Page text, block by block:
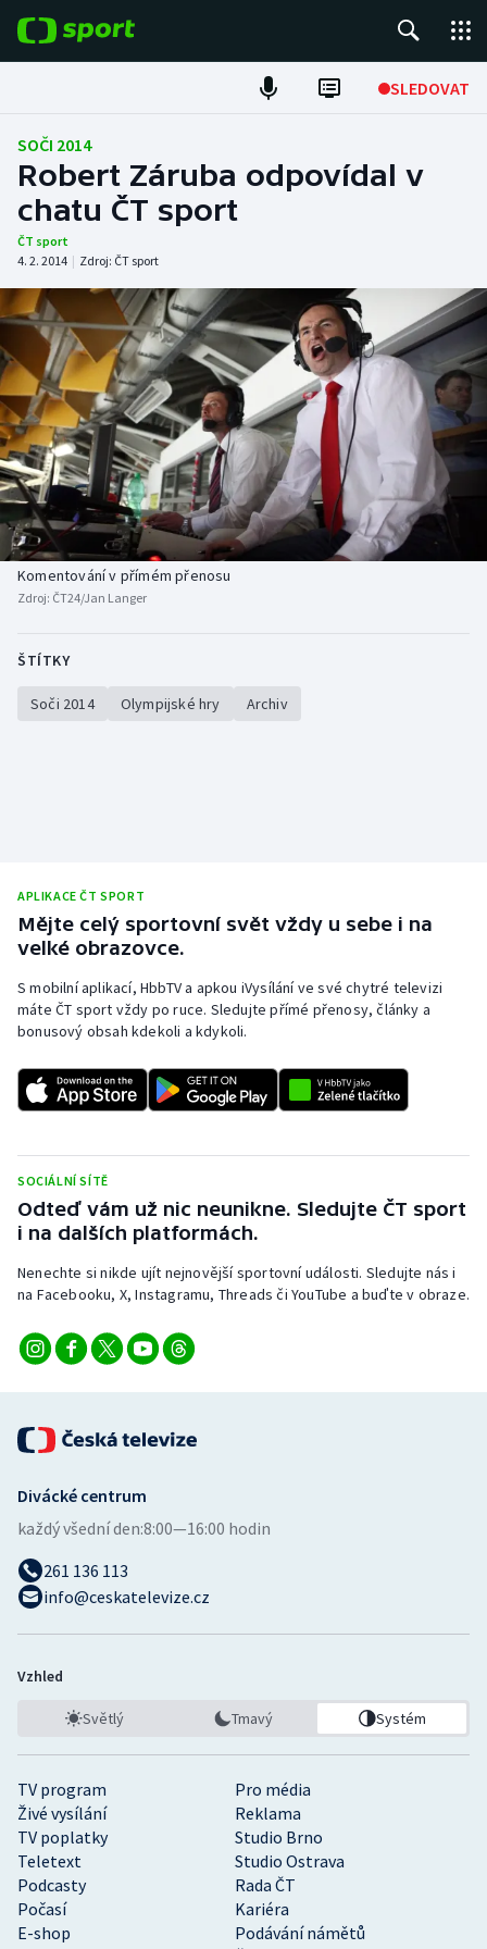
SLEDOVAT
Fotbal
Hokej
Tenis
Atletika
Cyklistika
DALŠÍ SPORTY
Americký fotbal
Baseball a softbal
Basketbal
Biatlon
Boby a skeleton
Box
Futsal
Gymnastika
Házená
Judo
Krasobruslení
Lezení
Lyže a snowboard
Moderní pětiboj
Motorsport
Olympijské hry
Plavání
Rychlobruslení
Rychlostní kanoistika
Short track
Sportovní střelba
NEPŘEHLÉDNĚTE
Soutěže
Historické návraty
Aplikace ČT sport
AZ kvíz
SOČI 2014
Robert Záruba odpovídal v
chatu ČT sport
ČT sport
4. 2. 2014 | Zdroj: ČT sport
Komentování v přímém přenosu
Zdroj: ČT24/Jan Langer
ŠTÍTKY
Soči 2014 Olympijské hry Archiv
APLIKACE ČT SPORT
Mějte celý sportovní svět vždy u sebe i na
velké obrazovce.
S mobilní aplikací, HbbTV a apkou iVysílání ve své chytré televizi
máte ČT sport vždy po ruce. Sledujte přímé přenosy, články a
bonusový obsah kdekoli a kdykoli.
SOCIÁLNÍ SÍTĚ
Odteď vám už nic neunikne. Sledujte ČT sport
i na dalších platformách.
Nenechte si nikde ujít nejnovější sportovní události. Sledujte nás i
na Facebooku, X, Instagramu, Threads či YouTube a buďte v obraze.
TV program
Pro média
Živé vysílání
Reklama
TV poplatky
Studio Brno
Teletext
Studio Ostrava
Podcasty
Rada ČT
Počasí
Kariéra
E-shop
Podávání námětů
Divácké centrum
každý všední den:8:00—16:00 hodin
261 136 113
info@ceskatelevize.cz
Vzhled
Světlý Tmavý Systém